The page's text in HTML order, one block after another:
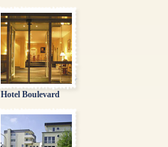
Hotel Boulevard